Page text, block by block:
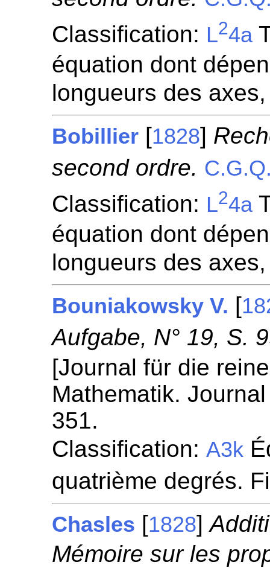
Classification: L24a
équation dont
longueurs des
Bobillier [1828]
second ordre.
Classification: L24a
équation dont
longueurs des
Bouniakowsky V. [
Aufgabe, N° 19, S.
[Journal für die
Mathematik.
351.
Classification:A3k
quatrième degrés.
Chasles [1828]
Mémoire sur les